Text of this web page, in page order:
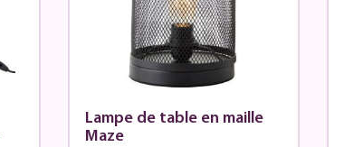
Lampe de table en maille
Maze